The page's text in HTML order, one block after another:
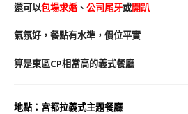
還可以包場求婚、 公司尾牙或開趴
氣氛好，餐點有水準，價位平實
算是東區CP相當高的義式餐廳
地點：宮都拉義式主題餐廳